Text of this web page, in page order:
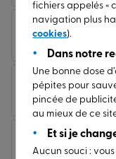
Gris graphite
mat
Gris noir granite
Ivoire clair
fichiers appelés «
navigation plus
cookies).
Dans notre
Une bonne dose
pépites pour
pincée de
au mieux de ce
Et si je
Aucun souci :